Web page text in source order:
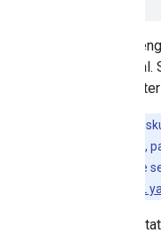
Baik
apa pun ke API,
harus dienkode
Mem-build URL
Maps